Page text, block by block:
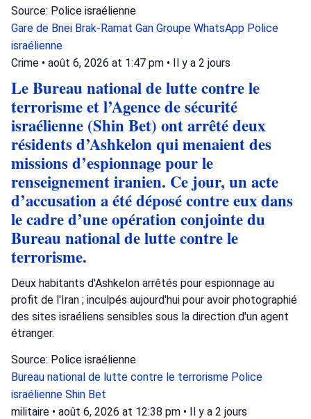
Source: Police israélienne
Gare de Bnei Brak-Ramat Gan Groupe WhatsApp Police
israélienne
Crime • août 6, 2026 at 1:47 pm • Il y a 2 jours
Le Bureau national de lutte contre le
terrorisme et l’Agence de sécurité
israélienne (Shin Bet) ont arrêté deux
résidents d’Ashkelon qui menaient des
missions d’espionnage pour le
renseignement iranien. Ce jour, un acte
d’accusation a été déposé contre eux dans
le cadre d’une opération conjointe du
Bureau national de lutte contre le
terrorisme.
Deux habitants d'Ashkelon arrêtés pour espionnage au
profit de l'Iran ; inculpés aujourd'hui pour avoir photographié
des sites israéliens sensibles sous la direction d'un agent
étranger.
Source: Police israélienne
Bureau national de lutte contre le terrorisme Police
israélienne Shin Bet
militaire • août 6, 2026 at 12:38 pm • Il y a 2 jours